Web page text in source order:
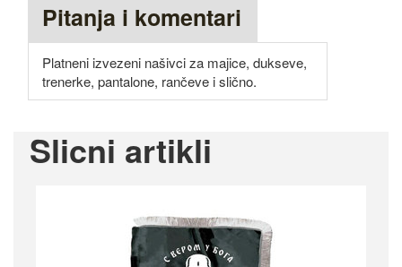
Pitanja i komentari
Platneni izvezeni našivci za majice, dukseve,
trenerke, pantalone, rančeve i slično.
Slicni artikli